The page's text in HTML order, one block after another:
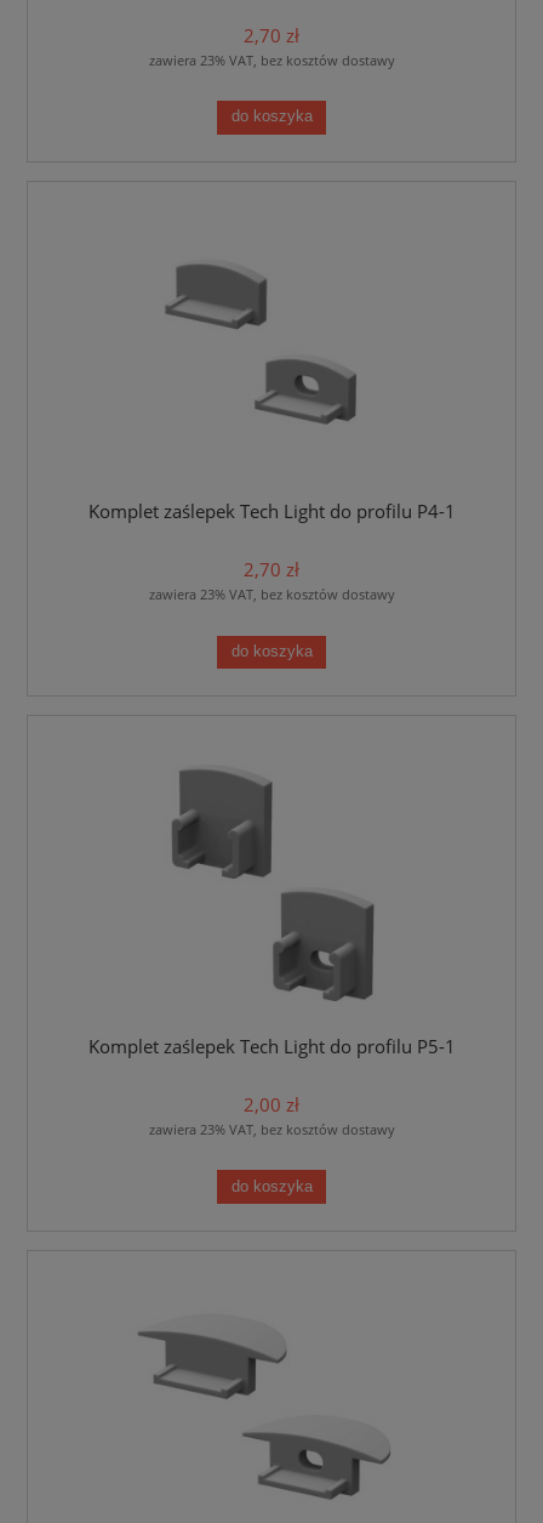
2,70 zł
zawiera 23% VAT, bez kosztów dostawy
do koszyka
Komplet zaślepek Tech Light do profilu P4-1
2,70 zł
zawiera 23% VAT, bez kosztów dostawy
do koszyka
Komplet zaślepek Tech Light do profilu P5-1
2,00 zł
zawiera 23% VAT, bez kosztów dostawy
do koszyka